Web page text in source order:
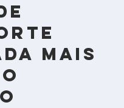
mais